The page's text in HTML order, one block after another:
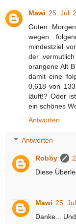
Mawi 25. Juli
Guten
wegen
mindestziel
der
orangene Alt
damit eine
0,618 von
läuft!? Oder
ein schönes
Antworten
Antworten
Robby
Diese
Mawi 25.
Danke...